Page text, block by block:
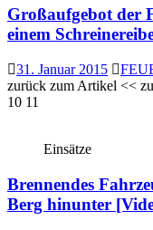
Großaufgebot der
einem
31. Januar 2015
zurück zum Artikel <<
10 11
Einsätze
Brennendes
Berg hinunter